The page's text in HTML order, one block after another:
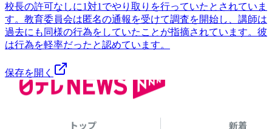
校長の許可なしに1対1でやり取りを行っていたとされていま
す。教育委員会は匿名の通報を受けて調査を開始し、講師は
過去にも同様の行為をしていたことが指摘されています。彼
は行為を軽率だったと認めています。
保存を開く